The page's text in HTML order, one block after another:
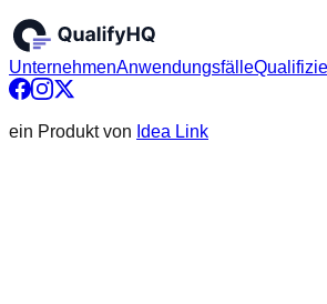
UnternehmenAnwendungsfälle
ein Produkt von Idea Link